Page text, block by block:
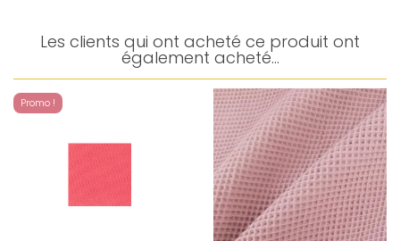
Les clients qui ont acheté ce produit ont
également acheté...
Promo !